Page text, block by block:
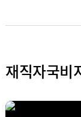
재직자국비